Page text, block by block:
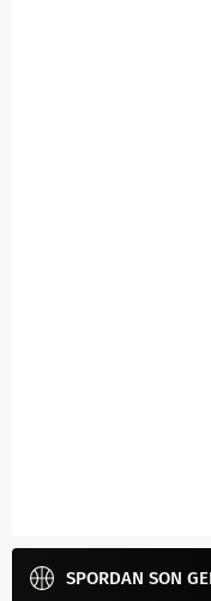
SPORDAN SON